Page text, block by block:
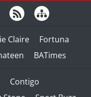
Claire
Fortuna
BATimes
Contigo